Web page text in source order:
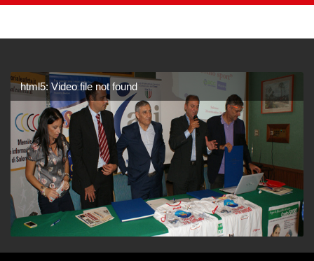
html5: Video file not found